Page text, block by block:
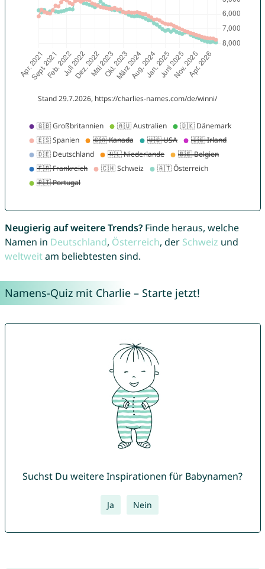
Neugierig auf weitere Trends?Finde heraus, welche
Namen in Deutschland, Österreich, der Schweiz und
weltweitam beliebtesten sind.
Namens-Quiz mit Charlie – Starte jetzt!
Suchst Du weitere Inspirationen für Babynamen?
Ja Nein